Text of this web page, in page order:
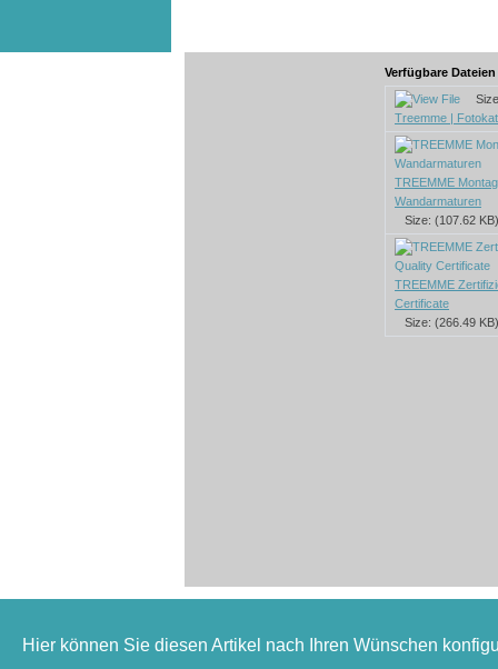
Verfügbare
Treemme |
TREEMME
Wandarmaturen
Size: (107.62 KB)
TREEMME
Certificate
Size: (266.49 KB)
Hier können Sie diesen Artikel nach Ihren Wünschen